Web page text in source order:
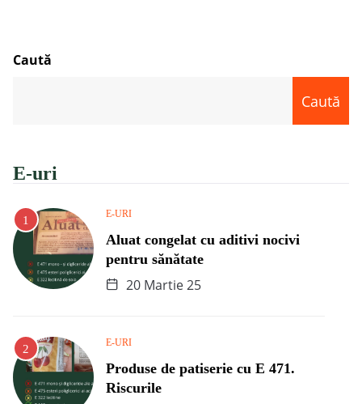
Caută
Caută
E-uri
E-URI
Aluat congelat cu aditivi nocivi
pentru sănătate
20 Martie 25
E-URI
Produse de patiserie cu E 471.
Riscurile